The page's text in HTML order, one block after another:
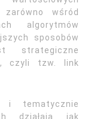
wśród
algorytmów
sposobów
strategiczne
czyli tzw. link
i tematycznie
działają jak